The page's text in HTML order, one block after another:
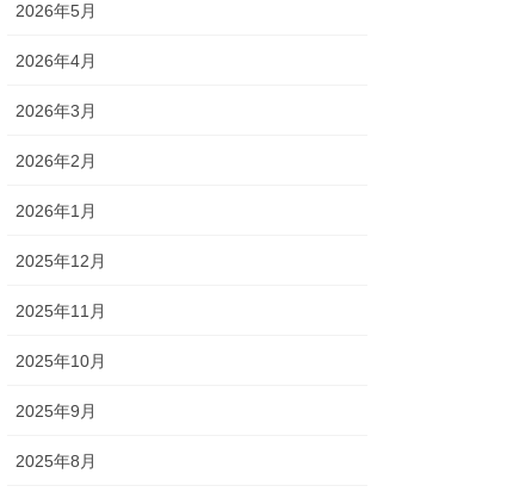
2026年5月
2026年4月
2026年3月
2026年2月
2026年1月
2025年12月
2025年11月
2025年10月
2025年9月
2025年8月